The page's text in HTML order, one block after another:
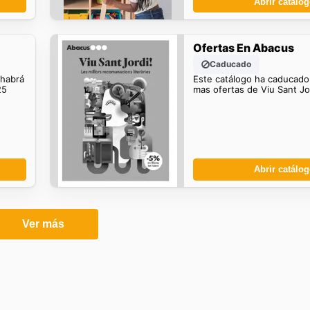
Ofertas En Abacus
Caducado
Este catálogo ha
mas ofertas de Viu Sant
Abrir
Ver más